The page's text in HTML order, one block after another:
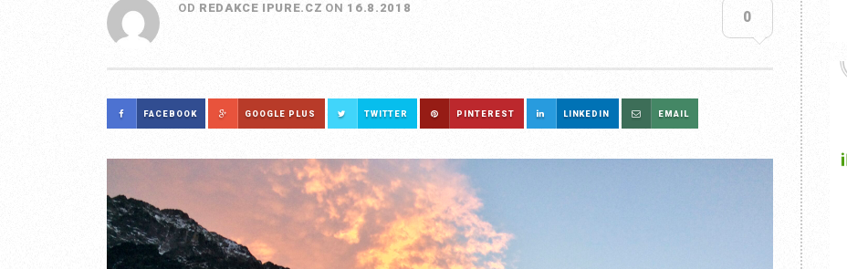
OD REDAKCE IPURE.CZ ON 16.8.2018
0
FACEBOOK GOOGLE PLUS TWITTER PINTEREST LINKEDIN EMAIL